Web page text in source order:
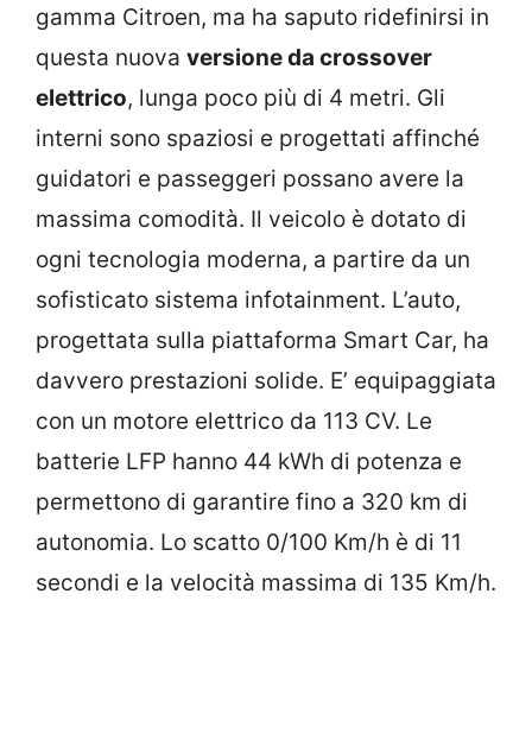
gamma Citroen, ma ha saputo ridefinirsi in
questa nuova versione da crossover
elettrico, lunga poco più di 4 metri. Gli
interni sono spaziosi e progettati affinché
guidatori e passeggeri possano avere la
massima comodità. Il veicolo è dotato di
ogni tecnologia moderna, a partire da un
sofisticato sistema infotainment. L’auto,
progettata sulla piattaforma Smart Car, ha
davvero prestazioni solide. E’ equipaggiata
con un motore elettrico da 113 CV. Le
batterie LFP hanno 44 kWh di potenza e
permettono di garantire fino a 320 km di
autonomia. Lo scatto 0/100 Km/h è di 11
secondi e la velocità massima di 135 Km/h.